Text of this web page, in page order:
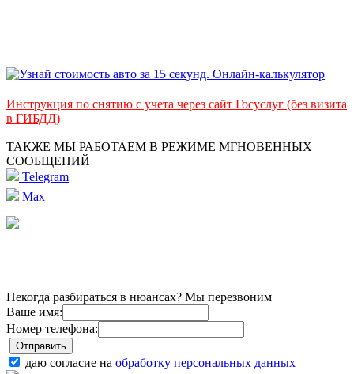
Инструкция по снятию с учета через сайт Госуслуг (без визита
в ГИБДД)
ТАКЖЕ МЫ РАБОТАЕМ В РЕЖИМЕ МГНОВЕННЫХ
СООБЩЕНИЙ
Telegram
Max
Некогда разбираться в нюансах? Мы перезвоним
Ваше имя:
Номер телефона:
даю согласие на обработку персональных данных